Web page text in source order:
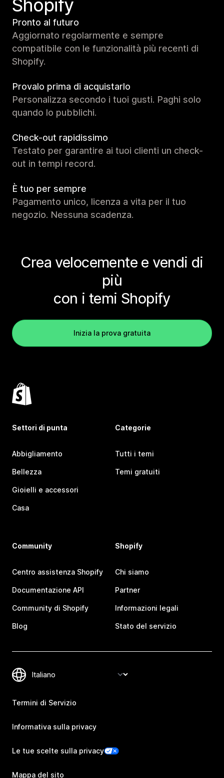
Shopify
Pronto al futuro
Aggiornato regolarmente e sempre
compatibile con le funzionalità più recenti di
Shopify.
Provalo prima di acquistarlo
Personalizza secondo i tuoi gusti. Paghi solo
quando lo pubblichi.
Check-out rapidissimo
Testato per garantire ai tuoi clienti un check-
out in tempi record.
È tuo per sempre
Pagamento unico, licenza a vita per il tuo
negozio. Nessuna scadenza.
Crea velocemente e vendi di
più
con i temi Shopify
Inizia la prova gratuita
Settori di punta
Abbigliamento
Bellezza
Gioielli e accessori
Casa
Categorie
Tutti i temi
Temi gratuiti
Community
Centro assistenza Shopify
Documentazione API
Community di Shopify
Blog
Shopify
Chi siamo
Partner
Informazioni legali
Stato del servizio
Termini di Servizio
Informativa sulla privacy
Le tue scelte sulla privacy
Mappa del sito